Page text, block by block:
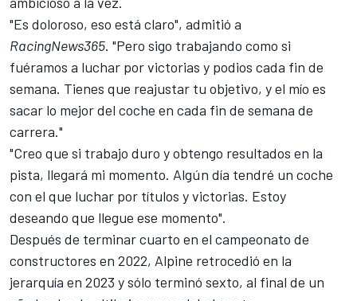
"Es doloroso, eso está claro", admitió a
RacingNews365. "Pero sigo trabajando como si
fuéramos a luchar por victorias y podios cada fin de
semana. Tienes que reajustar tu objetivo, y el mío es
sacar lo mejor del coche en cada fin de semana de
carrera."
"Creo que si trabajo duro y obtengo resultados en la
pista, llegará mi momento. Algún día tendré un coche
con el que luchar por títulos y victorias. Estoy
deseando que llegue ese momento".
Después de terminar cuarto en el campeonato de
constructores en 2022, Alpine retrocedió en la
jerarquía en 2023 y sólo terminó sexto, al final de un